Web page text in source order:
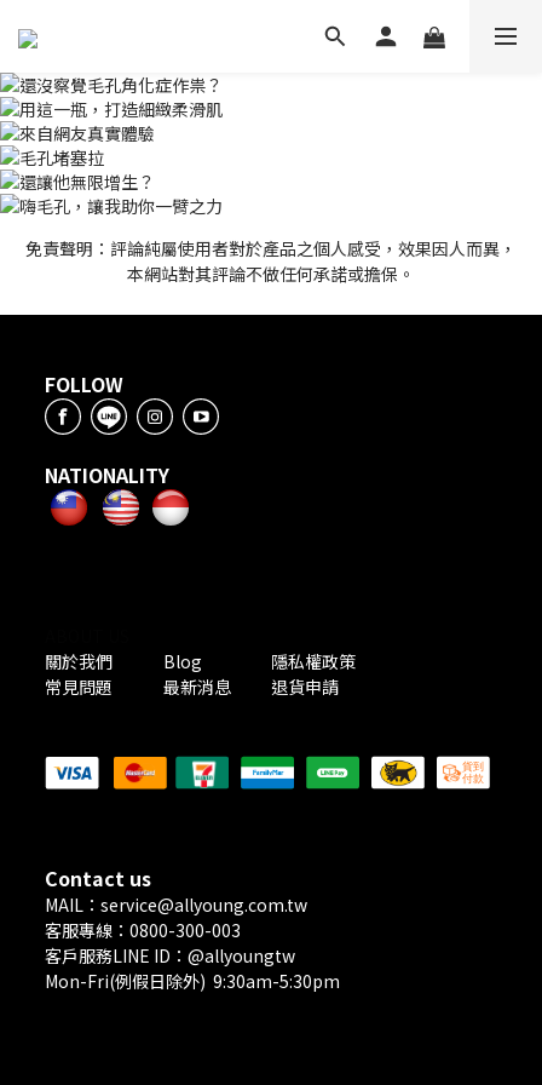
免責聲明：評論純屬使用者對於產品之個人感受，效果因人而異，
本網站對其評論不做任何承諾或擔保。
FOLLOW
NATIONALITY
關於我們
Blog
隱私權政策
常見問題
最新消息 退貨申請
Contact us
MAIL：service@allyoung.com.tw
客服專線：0800-300-003
客戶服務LINE ID：@allyoungtw
Mon-Fri(例假日除外) 9:30am-5:30pm